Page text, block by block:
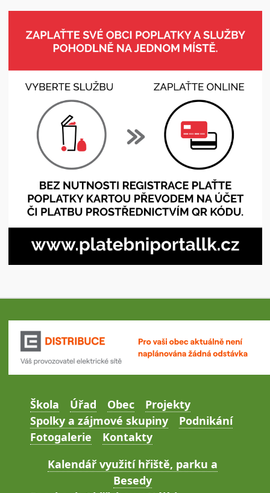
Škola Úřad Obec
Projekty
Spolky a zájmové skupiny
Podnikání
Fotogalerie
Kontakty
Kalendář využití hřiště, parku a
Besedy